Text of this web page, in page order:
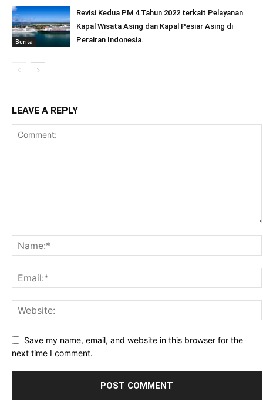
Berita
Revisi Kedua PM 4 Tahun 2022 terkait Pelayanan
Kapal Wisata Asing dan Kapal Pesiar Asing di
Perairan Indonesia.
LEAVE A REPLY
Save my name, email, and website in this browser for the
next time I comment.